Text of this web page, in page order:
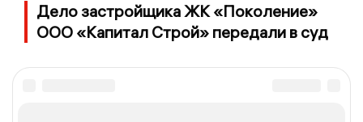
Дело застройщика ЖК «Поколение»
ООО «Капитал Строй» передали в суд